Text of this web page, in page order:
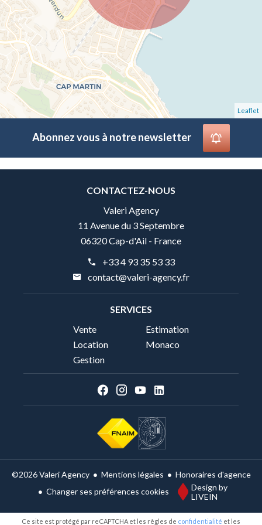
Leaflet
Abonnez vous à notre newsletter
CONTACTEZ-NOUS
Valeri Agency
11 Avenue du 3 Septembre
06320 Cap-d'Ail - France
+33 4 93 35 53 33
contact@valeri-agency.fr
SERVICES
Vente
Location
Gestion
Estimation
Monaco
©2026 Valeri Agency Mentions légales
Honoraires d'agence
Changer ses préférences cookies
Design by
LIVEIN
Ce site est protégé par reCAPTCHA et les règles de confidentialité et les